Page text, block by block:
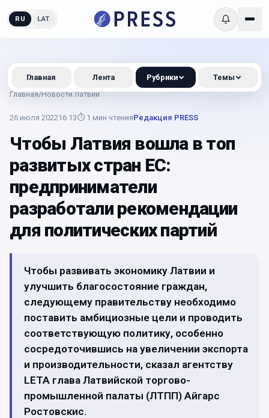
RU LAT
Главная/Новости Латвии
26 июля 202216:13⏱ 1 мин чтенияРедакция PRESS
Чтобы Латвия вошла в топ
развитых стран ЕС:
предприниматели
разработали рекомендации
для политических партий
Чтобы развивать экономику Латвии и
улучшить благосостояние граждан,
следующему правительству необходимо
поставить амбициозные цели и проводить
соответствующую политику, особенно
сосредоточившись на увеличении экспорта
и производительности, сказал агентству
LETA глава Латвийской торгово-
промышленной палаты (ЛТПП) Айгарс
Ростовскис.
Главная Лента Рубрики Темы